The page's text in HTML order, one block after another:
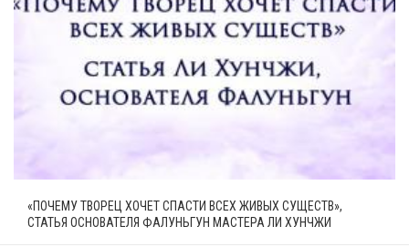
«ПОЧЕМУ ТВОРЕЦ ХОЧЕТ СПАСТИ ВСЕХ ЖИВЫХ СУЩЕСТВ»,
СТАТЬЯ ОСНОВАТЕЛЯ ФАЛУНЬГУН МАСТЕРА ЛИ ХУНЧЖИ